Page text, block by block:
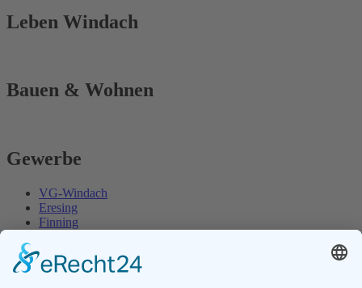
Leben Windach
Bauen & Wohnen
Gewerbe
VG-Windach
Eresing
Finning
VG-Windach
Eresing